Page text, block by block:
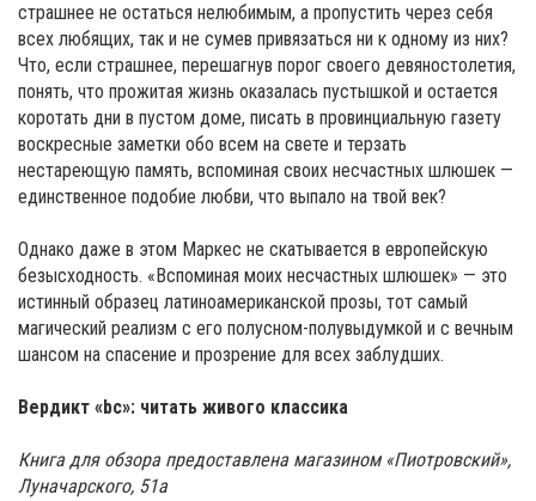
страшнее не остаться нелюбимым, а пропустить через себя
всех любящих, так и не сумев привязаться ни к одному из них?
Что, если страшнее, перешагнув порог своего девяностолетия,
понять, что прожитая жизнь оказалась пустышкой и остается
коротать дни в пустом доме, писать в провинциальную газету
воскресные заметки обо всем на свете и терзать
нестареющую память, вспоминая своих несчастных шлюшек —
единственное подобие любви, что выпало на твой век?
Однако даже в этом Маркес не скатывается в европейскую
безысходность. «Вспоминая моих несчастных шлюшек» — это
истинный образец латиноамериканской прозы, тот самый
магический реализм с его полусном-полувыдумкой и с вечным
шансом на спасение и прозрение для всех заблудших.
Вердикт «bc»: читать живого классика
Книга для обзора предоставлена магазином «Пиотровский»,
Луначарского, 51а